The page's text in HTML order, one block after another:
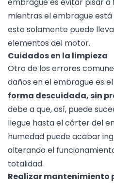
embrague es evitar pisar
mientras el embrague está
esto solamente puede
elementos del motor.
Cuidados en la limpieza
Otro de los errores
daños en el embrague es
forma descuidada, sin
debe a que, así, puede
llegue hasta el cárter del
humedad puede acabar
alterando el
totalidad.
Realizar mantenimiento